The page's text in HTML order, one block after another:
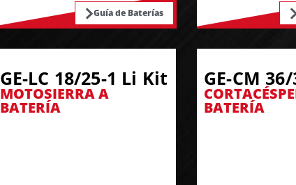
Guía de Baterías
GE-LC 18/25-1 Li Kit
MOTOSIERRA A
BATERÍA
GE-CM
BATERÍA